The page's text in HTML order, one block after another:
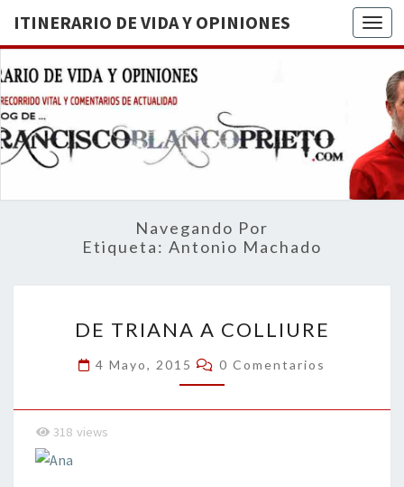
ITINERARIO DE VIDA Y OPINIONES
DE
BREVE
RECORRIDO
VITAL Y
ACTUALIDAD
Navegando Por
Etiqueta: Antonio Machado
TRIANA
A
COLLIURE
DE TRIANA A COLLIURE
4 Mayo, 2015 Comentarios
0 Comentarios
318 views